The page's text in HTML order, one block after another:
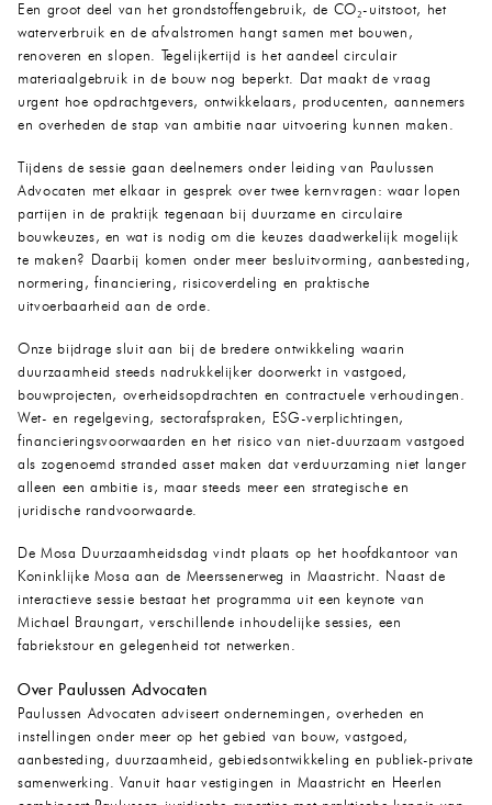
Een groot deel van het grondstoffengebruik, de CO₂-uitstoot, het
waterverbruik en de afvalstromen hangt samen met bouwen,
renoveren en slopen. Tegelijkertijd is het aandeel circulair
materiaalgebruik in de bouw nog beperkt. Dat maakt de vraag
urgent hoe opdrachtgevers, ontwikkelaars, producenten, aannemers
en overheden de stap van ambitie naar uitvoering kunnen maken.
Tijdens de sessie gaan deelnemers onder leiding van Paulussen
Advocaten met elkaar in gesprek over twee kernvragen: waar lopen
partijen in de praktijk tegenaan bij duurzame en circulaire
bouwkeuzes, en wat is nodig om die keuzes daadwerkelijk mogelijk
te maken? Daarbij komen onder meer besluitvorming, aanbesteding,
normering, financiering, risicoverdeling en praktische
uitvoerbaarheid aan de orde.
Onze bijdrage sluit aan bij de bredere ontwikkeling waarin
duurzaamheid steeds nadrukkelijker doorwerkt in vastgoed,
bouwprojecten, overheidsopdrachten en contractuele verhoudingen.
Wet- en regelgeving, sectorafspraken, ESG-verplichtingen,
financieringsvoorwaarden en het risico van niet-duurzaam vastgoed
als zogenoemd stranded asset maken dat verduurzaming niet langer
alleen een ambitie is, maar steeds meer een strategische en
juridische randvoorwaarde.
De Mosa Duurzaamheidsdag vindt plaats op het hoofdkantoor van
Koninklijke Mosa aan de Meerssenerweg in Maastricht. Naast de
interactieve sessie bestaat het programma uit een keynote van
Michael Braungart, verschillende inhoudelijke sessies, een
fabriekstour en gelegenheid tot netwerken.
Over Paulussen Advocaten
Paulussen Advocaten adviseert ondernemingen, overheden en
instellingen onder meer op het gebied van bouw, vastgoed,
aanbesteding, duurzaamheid, gebiedsontwikkeling en publiek-private
samenwerking. Vanuit haar vestigingen in Maastricht en Heerlen